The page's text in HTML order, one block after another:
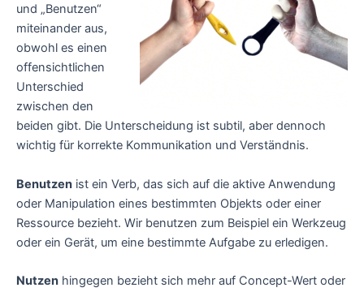
und „Benutzen“
miteinander aus,
obwohl es einen
offensichtlichen
Unterschied
zwischen den
beiden gibt. Die Unterscheidung ist subtil, aber dennoch
wichtig für korrekte Kommunikation und Verständnis.
Benutzen ist ein Verb, das sich auf die aktive Anwendung
oder Manipulation eines bestimmten Objekts oder einer
Ressource bezieht. Wir benutzen zum Beispiel ein Werkzeug
oder ein Gerät, um eine bestimmte Aufgabe zu erledigen.
Nutzen hingegen bezieht sich mehr auf Concept-Wert oder